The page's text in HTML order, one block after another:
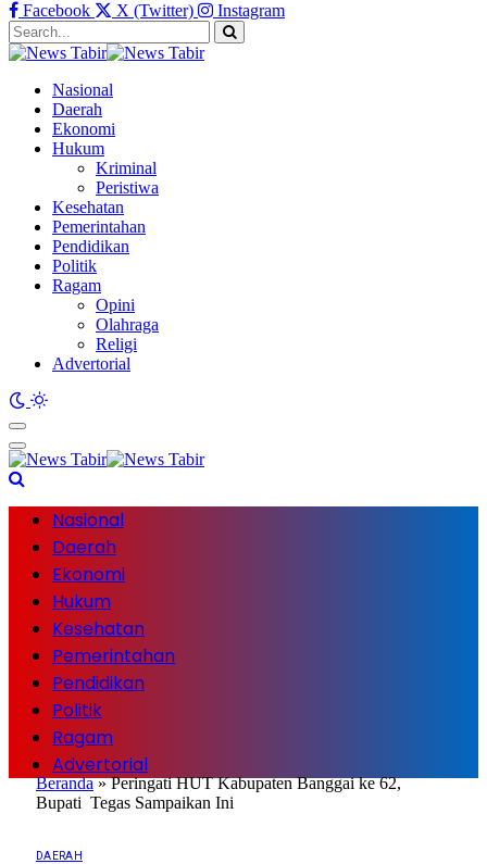
Facebook
X (Twitter) Instagram
Nasional
Daerah
Ekonomi
Hukum
Kriminal
Peristiwa
Kesehatan
Pemerintahan
Pendidikan
Politik
Ragam
Opini
Olahraga
Religi
Advertorial
Nasional
Daerah
Ekonomi
Hukum
Kesehatan
Pemerintahan
Pendidikan
Politik
Ragam
Advertorial
Beranda»Peringati HUT Kabupaten Banggai ke 62,
Bupati Tegas Sampaikan Ini
DAERAH